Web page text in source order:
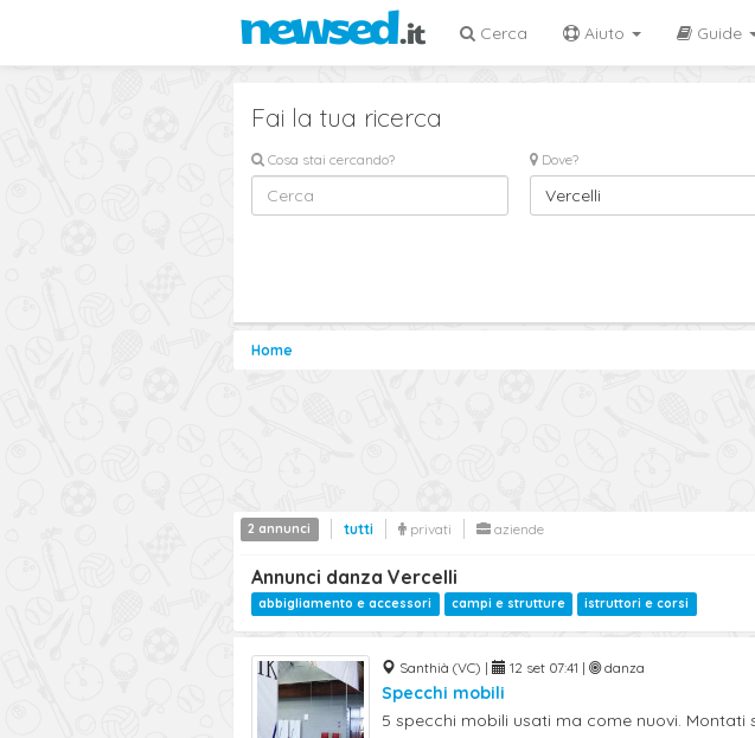
Cerca Aiuto Guide
Fai la tua ricerca
Cosa stai cercando? Dove?
Vercelli
Home
tutti privati aziende
2 annunci
Annunci danza Vercelli
abbigliamento e accessori campi e strutture istruttori e corsi
Santhià (VC) | 12 set 07:41 | danza
Specchi mobili
5 specchi mobili usati ma come nuovi. Montati